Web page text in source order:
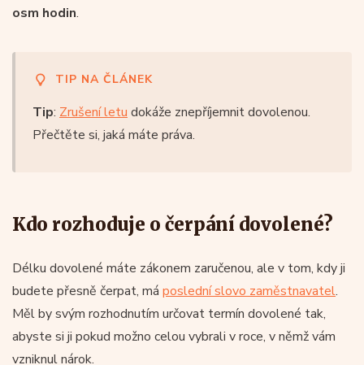
osm hodin.
TIP NA ČLÁNEK
Tip: Zrušení letu dokáže znepříjemnit dovolenou.
Přečtěte si, jaká máte práva.
Kdo rozhoduje o čerpání dovolené?
Délku dovolené máte zákonem zaručenou, ale v tom, kdy ji
budete přesně čerpat, má poslední slovo zaměstnavatel.
Měl by svým rozhodnutím určovat termín dovolené tak,
abyste si ji pokud možno celou vybrali v roce, v němž vám
vzniknul nárok.